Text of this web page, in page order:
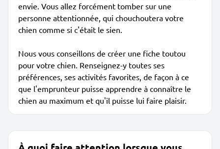
envie. Vous allez forcément tomber sur une
personne attentionnée, qui chouchoutera votre
chien comme si c'était le sien.
Nous vous conseillons de créer une fiche toutou
pour votre chien. Renseignez-y toutes ses
préférences, ses activités favorites, de façon à ce
que l'emprunteur puisse apprendre à connaître le
chien au maximum et qu'il puisse lui faire plaisir.